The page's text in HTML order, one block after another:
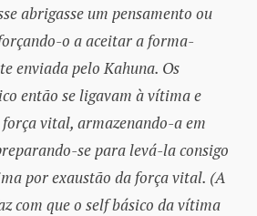
abrigasse um pensamento ou
o a aceitar a forma-
enviada pelo Kahuna. Os
então se ligavam à vítima e
vital, armazenando-a em
se para levá-la consigo
por exaustão da força vital. (A
com que o self básico da vítima